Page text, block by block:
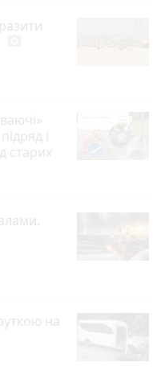
і
старих
на